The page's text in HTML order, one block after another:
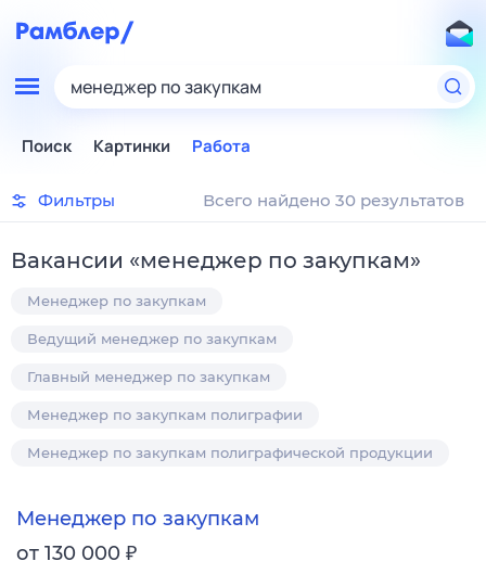
менеджер по закупкам
Поиск Картинки Работа
Фильтры Всего найдено 30 результатов
Вакансии «менеджер по закупкам»
Менеджер по закупкам
Ведущий менеджер по закупкам
Главный менеджер по закупкам
Менеджер по закупкам полиграфии
Менеджер по закупкам полиграфической продукции
Менеджер по закупкам
от 130 000 ₽